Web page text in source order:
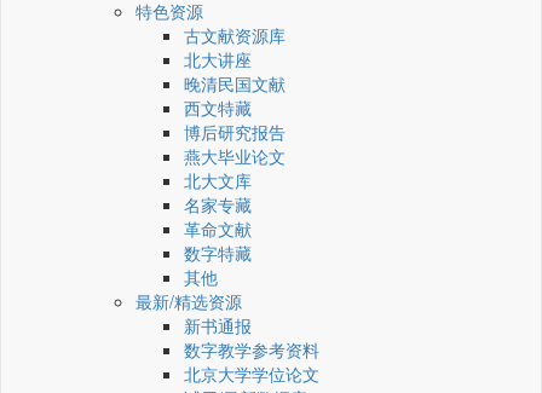
特色资源
古文献资源库
北大讲座
晚清民国文献
西文特藏
博后研究报告
燕大毕业论文
北大文库
名家专藏
革命文献
数字特藏
其他
最新/精选资源
新书通报
数字教学参考资料
北京大学学位论文